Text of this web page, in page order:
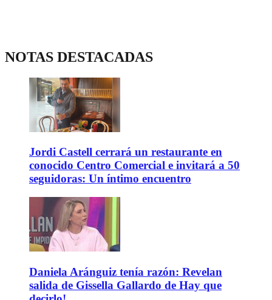
NOTAS DESTACADAS
Jordi Castell cerrará un restaurante en
conocido Centro Comercial e invitará a 50
seguidoras: Un íntimo encuentro
Daniela Aránguiz tenía razón: Revelan
salida de Gissella Gallardo de Hay que